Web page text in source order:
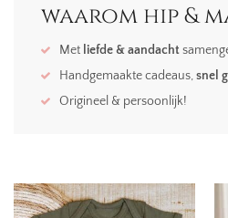
waarom hip &
Met liefde & aandacht
Handgemaakte cadeaus,snel
Origineel & persoonlijk!